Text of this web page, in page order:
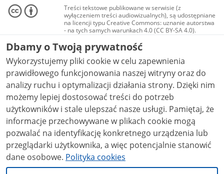
Treści tekstowe publikowane w serwisie (z
wyłączeniem treści audiowizualnych), są udostępniane
na licencji typu Creative Commons: uznanie autorstwa
- na tych samych warunkach 4.0 (CC BY-SA 4.0).
Materiały audiowizualne, w tym zdjęcia, materiały
audio i wideo, są udostępniane na licencji typu
Creative Commons: uznanie autorstwa użycie
niekomercyjne - bez utworów zależnych 4.0 (CC BY-
NC-ND 4.0), o ile nie jest to stwierdzone inaczej.
Dbamy o Twoją prywatność
Wykorzystujemy pliki cookie w celu zapewnienia
prawidłowego funkcjonowania naszej witryny oraz do
analizy ruchu i optymalizacji działania strony. Dzięki nim
możemy lepiej dostosować treści do potrzeb
użytkowników i stale ulepszać nasze usługi. Pamiętaj, że
informacje przechowywane w plikach cookie mogą
pozwalać na identyfikację konkretnego urządzenia lub
przeglądarki użytkownika, a więc potencjalnie stanowić
dane osobowe. Polityka cookies